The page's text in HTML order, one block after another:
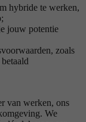
hybride te werken,
jouw potentie
zoals
van werken, ons
We